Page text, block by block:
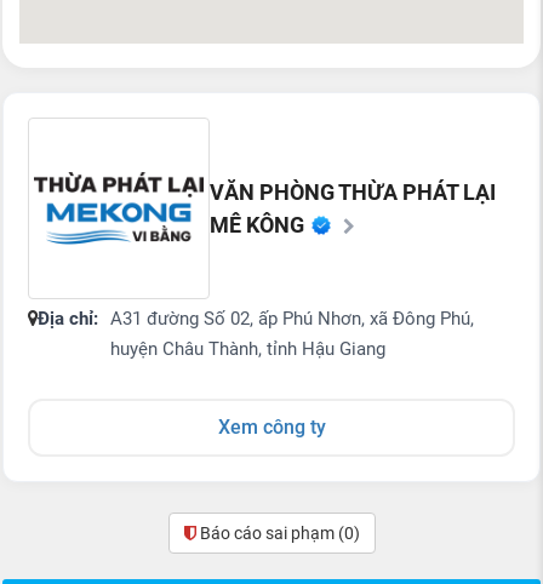
VĂN PHÒNG THỪA PHÁT LẠI
MÊ KÔNG
Địa chỉ: A31 đường Số 02, ấp Phú Nhơn, xã Đông Phú,
huyện Châu Thành, tỉnh Hậu Giang
Xem công ty
Báo cáo sai phạm (0)